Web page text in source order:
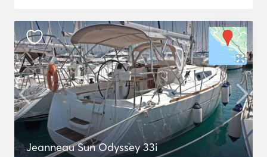
Jeanneau Sun Odyssey 33i